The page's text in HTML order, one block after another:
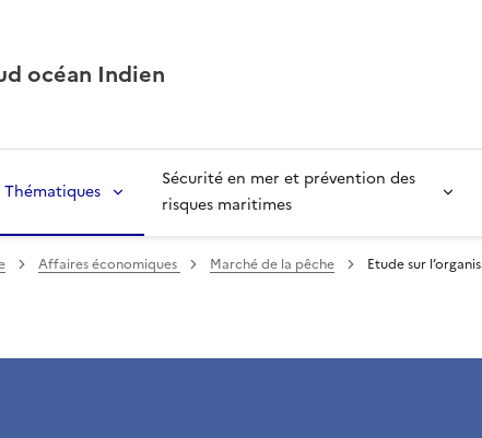
océan Indien
Thématiques
Sécurité en mer et prévention des
risques maritimes
Affaires économiques Marché de la pêche
Etude sur